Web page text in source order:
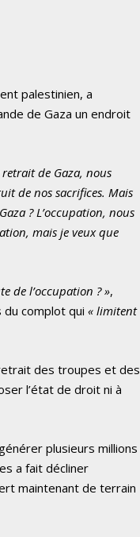
palestinien, a
de Gaza un endroit
retrait de Gaza, nous
de nos sacrifices. Mais
? L’occupation, nous
mais je veux que
de l’occupation ? »,
du complot qui« limitent
des troupes et des
l’état de droit ni à
plusieurs millions
a fait décliner
maintenant de terrain